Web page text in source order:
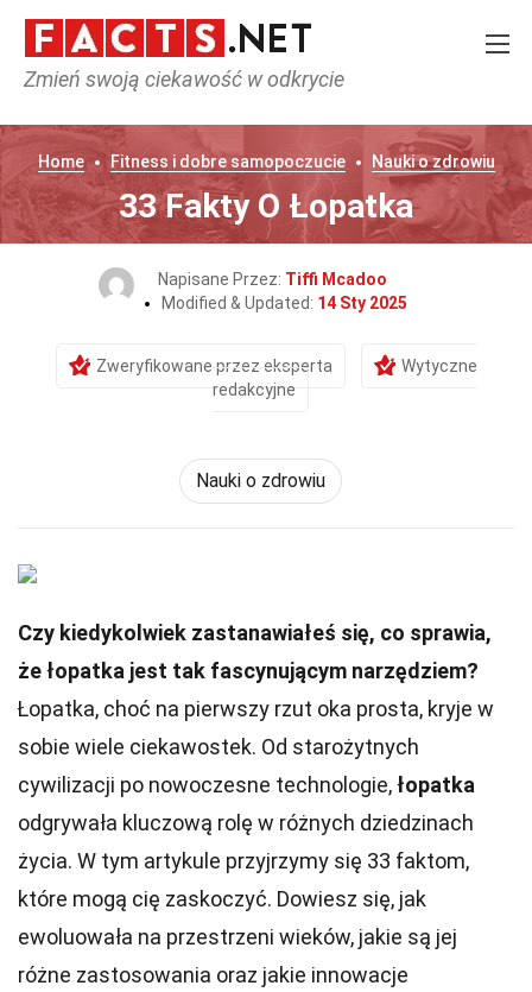
Zmień swoją ciekawość w odkrycie
Home Fitness i dobre samopoczucie Nauki o zdrowiu
33 Fakty O Łopatka
Napisane Przez: Tiffi Mcadoo
Modified & Updated: 14 Sty 2025
Zweryfikowane przez eksperta
Wytyczne
redakcyjne
Nauki o zdrowiu
Czy kiedykolwiek zastanawiałeś się, co sprawia,
że łopatka jest tak fascynującym narzędziem?
Łopatka, choć na pierwszy rzut oka prosta, kryje w
sobie wiele ciekawostek. Od starożytnych
cywilizacji po nowoczesne technologie,łopatka
odgrywała kluczową rolę w różnych dziedzinach
życia. W tym artykule przyjrzymy się 33 faktom,
które mogą cię zaskoczyć. Dowiesz się, jak
ewoluowała na przestrzeni wieków, jakie są jej
różne zastosowania oraz jakie innowacje